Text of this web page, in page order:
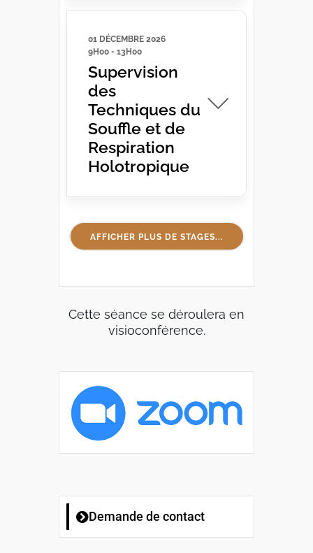
01 DÉCEMBRE 2026
9H00 - 13H00
Supervision
des
Techniques du
Souffle et de
Respiration
Holotropique
AFFICHER PLUS DE STAGES...
Cette séance se déroulera en
visioconférence.
Demande de contact